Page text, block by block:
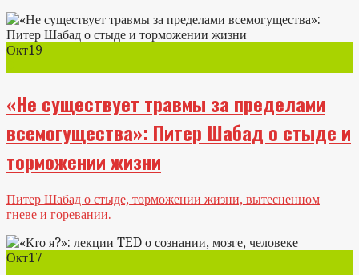
Окт19
«Не существует травмы за пределами
всемогущества»: Питер Шабад о стыде и
торможении жизни
Питер Шабад о стыде, торможении жизни, вытесненном
гневе и горевании.
Окт17